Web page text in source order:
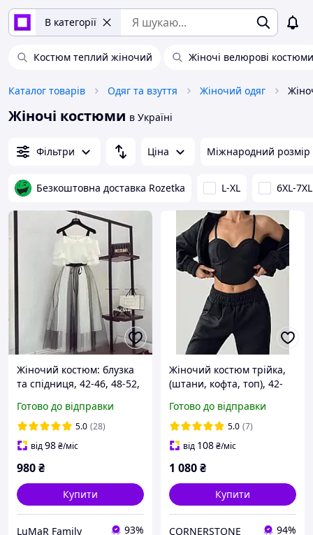
В категорії
Костюм теплий жіночий Жіночі велюрові костюми
Каталог товарів Одяг та взуття Жіночий одяг
Жіночі костюми в Україні
Фільтри Ціна Міжнародний розмір
Безкоштовна доставка Rozetka L-XL 6XL-7XL
Жіночий костюм: блузка
та спідниця, 42-46, 48-52,
супер софт та євросітка.
Готово до відправки
5.0 (28)
від98₴/міс
980₴
Купити
LuMaR Family 93%
Жіночий костюм трійка,
(штани, кофта, топ), 42-
чорний, двонитка.
Готово до відправки
5.0 (7)
від 108₴/міс
1 080₴
Купити
CORNERSTONE 94%